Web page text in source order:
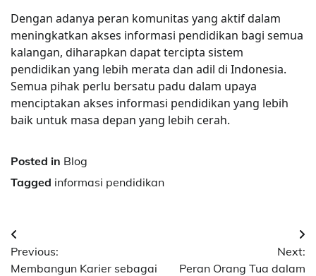
Dengan adanya peran komunitas yang aktif dalam
meningkatkan akses informasi pendidikan bagi semua
kalangan, diharapkan dapat tercipta sistem
pendidikan yang lebih merata dan adil di Indonesia.
Semua pihak perlu bersatu padu dalam upaya
menciptakan akses informasi pendidikan yang lebih
baik untuk masa depan yang lebih cerah.
Posted in Blog
Tagged informasi pendidikan
Post
navigation
Previous:
Membangun Karier sebagai
Next:
Peran Orang Tua dalam